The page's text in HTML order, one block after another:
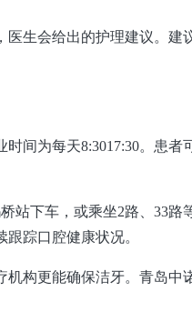
生会给出的护理建议。建
间为每天8:3017:30。患者
站下车，或乘坐2路、33
踪口腔健康状况。
构更能确保洁牙。青岛中